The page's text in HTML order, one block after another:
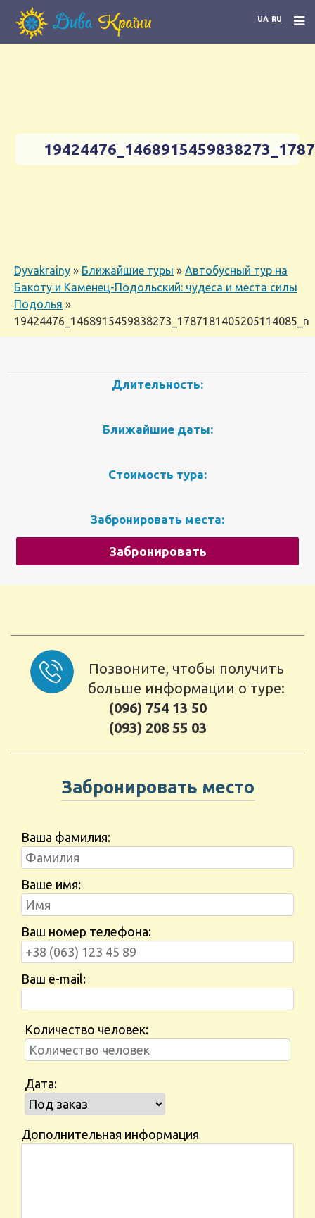
UA RU
Dyvakrainy » Ближайшие туры » Автобусный тур на
Бакоту и Каменец-Подольский: чудеса и места силы
Подолья »
19424476_1468915459838273_1787181405205114085_n
Длительность:
Ближайшие даты:
Стоимость тура:
Забронировать места:
Забронировать
Позвоните, чтобы получить
больше информации о туре:
(096) 754 13 50
(093) 208 55 03
Забронировать место
Ваша фамилия:
Ваше имя:
Ваш номер телефона:
Ваш e-mail:
Количество человек:
Дата:
Дополнительная информация